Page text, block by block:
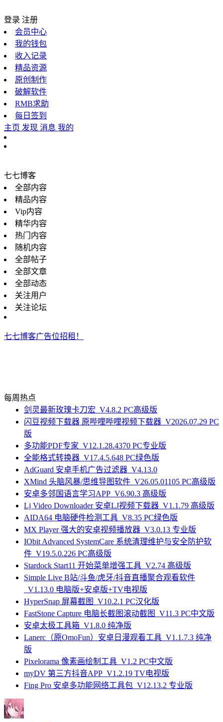
登录 注册
会员中心
我的钱包
收入记录
精品资源
原创制作
破解软件
RMB求助
每日签到
主页 发现 消息 我的
七七博客
全部内容
精品内容
Vip内容
精华内容
热门内容
随机内容
全部帖子
全部文章
全部动态
关注用户
关注论坛
七七博客广告位招租！
每周热点
剑灵最新玫瑰卡刀宏_V4.8.2 PC高级版
闪豆视频下载器 原哔哩哔哩视频下载器_V2026.07.29 PC
版
多功能PDF专家_V12.1.28.4370 PC专业版
全能格式转换器_V17.4.5.648 PC绿色版
AdGuard 安卓手机广告过滤器_V4.13.0
XMind 头脑风暴/思维导图软件_V26.05.01105 PC高级版
安卓多邻国语言学习APP_V6.90.3 高级版
Lj Video Downloader 安卓LJ视频下载器_V1.1.79 高级版
AIDA64 电脑硬件检测工具_V8.35 PC绿色版
MX Player 强大的安卓视频播放器_V3.0.13 专业版
IObit Advanced SystemCare 系统清理维护与安全防护软
件_V19.5.0.226 PC高级版
Stardock Start11 开始菜单增强工具_V2.74 高级版
Simple Live B站/斗鱼/虎牙/抖音直播聚合观看软件
_V1.13.0 电脑版+安卓版+TV电视版
HyperSnap 屏幕截图_V10.2.1 PC汉化版
FastStone Capture 电脑长截图滚动截图_V11.3 PC中文版
安卓太极工具箱_V1.8.0 纯净版
Lanerc（原OmoFun）安卓日漫观看工具_V1.1.7.3 纯净
版
Pixelorama 像素画绘制工具_V1.2 PC中文版
myDV 第三方抖音APP_V1.2.19 TV电视版
Fing Pro 安卓多功能网络工具包_V12.13.2 专业版